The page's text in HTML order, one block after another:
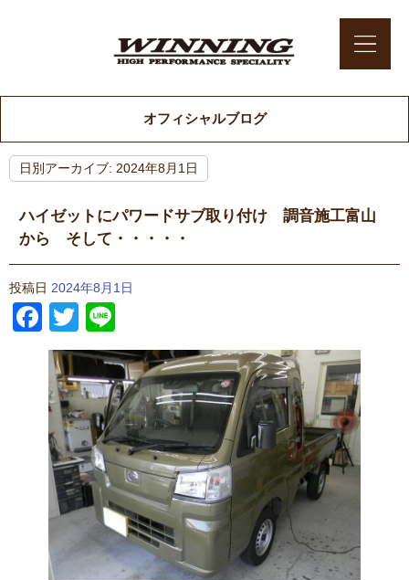
オフィシャルブログ
日別アーカイブ: 2024年8月1日
ハイゼットにパワードサブ取り付け 調音施工富山
から そして・・・・・
投稿日 2024年8月1日
Facebook
Twitter